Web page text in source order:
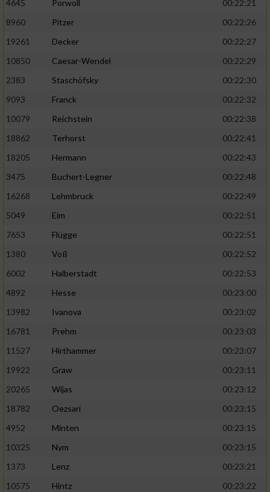
4645
Porwoll
00:22:21
8960
Pitzer
00:22:26
19261
Decker
00:22:27
10850
Caesar-Wendel
00:22:29
2383
Staschöfsky
00:22:30
9093
Franck
00:22:32
10079
Reichstein
00:22:38
18862
Terhorst
00:22:41
18205
Hermann
00:22:43
3475
Buchert-Legner
00:22:48
16268
Lehmbruck
00:22:49
5049
Eim
00:22:51
7653
Flügge
00:22:51
1380
Voß
00:22:52
6002
Halberstadt
00:22:53
4892
Hesse
00:23:00
13982
Ivanova
00:23:02
16781
Prehm
00:23:03
11527
Hirthammer
00:23:07
19922
Graw
00:23:11
20265
Wijas
00:23:12
18782
Oezsari
00:23:15
4952
Minten
00:23:15
10325
Nym
00:23:15
1373
Lenz
00:23:21
10575
Hintz
00:23:22